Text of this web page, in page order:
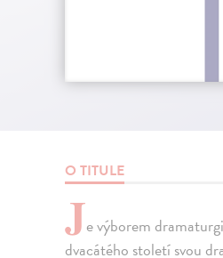
O TITULE
Je výborem
dvacátého století svou